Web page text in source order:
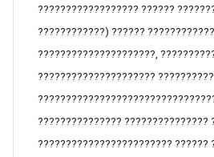
?????????????????? ??????
????????????) ??????
?????????????????????,
?????????????????????
??????????????? ???????????????
???????????????????????? ??????